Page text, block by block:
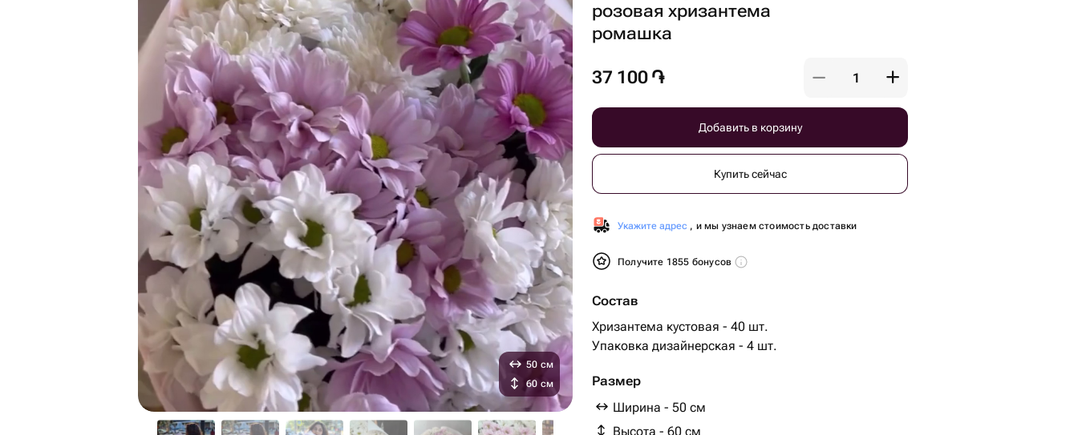
розовая хризантема
ромашка
37 100 ֏
Добавить в корзину
Купить сейчас
Укажите адрес , и мы узнаем стоимость доставки
Получите 1855 бонусов
Состав
Хризантема кустовая - 40 шт.
Упаковка дизайнерская - 4 шт.
Размер
Ширина - 50 см
Высота - 60 см
50 см
60 см